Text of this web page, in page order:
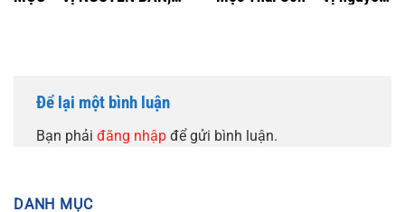
Để lại một bình luận
Bạn phải đăng nhập để gửi bình luận.
DANH MỤC